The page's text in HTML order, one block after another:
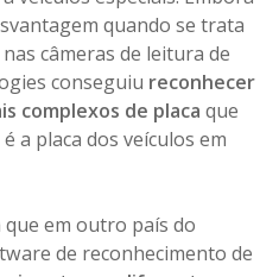
quando se trata
câmeras de leitura de
conseguiu reconhecer
complexos de placa que
a placa dos veículos em
em outro país do
de reconhecimento de